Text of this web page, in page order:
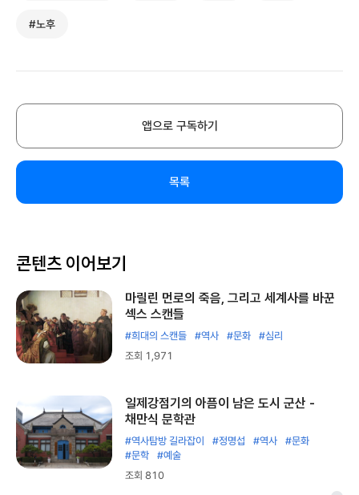
#노후
앱으로 구독하기
목록
콘텐츠 이어보기
마릴린 먼로의 죽음, 그리고 세계사를 바꾼
섹스 스캔들
#희대의 스캔들 #역사 #문화
#심리
조회 1,971
일제강점기의 아픔이 남은 도시 군산 -
채만식 문학관
#역사탐방 길라잡이 #정명섭 #역사
#문화
#문학
#예술
조회 810